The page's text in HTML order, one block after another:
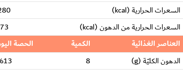
السعرات الحرارية (kcal)
السعرات الحرارية من الدهون (kcal)
73
العناصر الغذائية الكمية الحصة
الدهون الكليّة (g) 8